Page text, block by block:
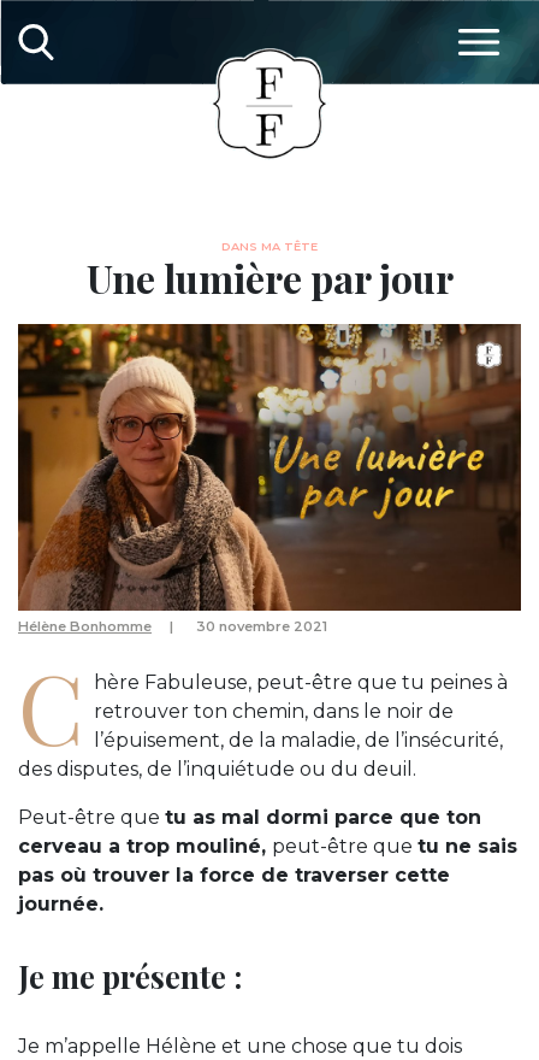
DANS MA TÊTE
Une lumière par jour
Hélène Bonhomme 30 novembre 2021
C
hère Fabuleuse, peut-être que tu peines à
retrouver ton chemin, dans le noir de
l’épuisement, de la maladie, de l’insécurité,
des disputes, de l’inquiétude ou du deuil.
Peut-être que tu as mal dormi parce que ton
cerveau a trop mouliné, peut-être que tu ne sais
pas où trouver la force de traverser cette
journée.
Je me présente :
Je m’appelle Hélène et une chose que tu dois